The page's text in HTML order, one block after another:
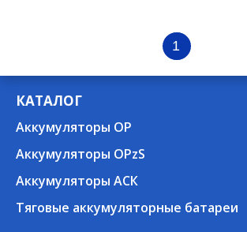
1
КАТАЛОГ
Аккумуляторы OP
Аккумуляторы OPzS
Аккумуляторы АСК
Тяговые аккумуляторные батареи